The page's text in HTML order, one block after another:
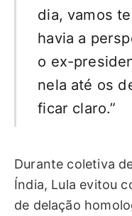
dia, vamos
havia a
o ex-
nela até os
ficar claro.”
Durante coletiva
Índia, Lula evitou
de delação